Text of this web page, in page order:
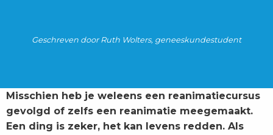
Geschreven door Ruth Wolters, geneeskundestudent
Misschien heb je weleens een reanimatiecursus
gevolgd of zelfs een reanimatie meegemaakt.
Een ding is zeker, het kan levens redden. Als